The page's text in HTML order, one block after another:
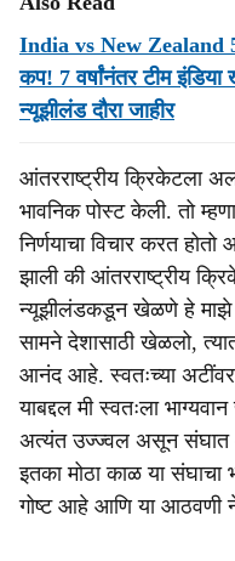
India vs New Zealand
कप! 7 वर्षांनंतर टीम
न्यूझीलंड दौरा जाहीर
आंतरराष्ट्रीय क्रिकेटला
भावनिक पोस्ट केली. तो
निर्णयाचा विचार करत
झाली की आंतरराष्ट्रीय
न्यूझीलंडकडून खेळणे हे माझे
सामने देशासाठी खेळलो,
आनंद आहे. स्वतःच्या अटींवर
याबद्दल मी स्वतःला
अत्यंत उज्ज्वल असून संघात
इतका मोठा काळ या संघाचा
गोष्ट आहे आणि या आठवणी